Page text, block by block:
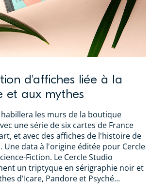
d'affiches liée à la
et aux mythes
habillera les murs de la boutique
une série de six cartes de France
et avec des affiches de l'histoire de
Une data à l'origine éditée pour Cercle
Fiction. Le Cercle Studio
un triptyque en sérigraphie noir et
d'Icare, Pandore et Psyché...